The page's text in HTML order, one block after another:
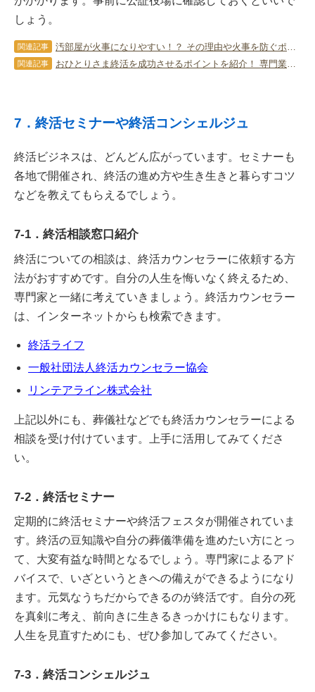
しょう。
関連記事 汚部屋が火事になりやすい！？ その理由や火事を防ぐポイントをチェック！
関連記事 おひとりさま終活を成功させるポイントを紹介！ 専門業者に依頼する方法も解説
7．終活セミナーや終活コンシェルジュ
終活ビジネスは、どんどん広がっています。セミナーも
各地で開催され、終活の進め方や生き生きと暮らすコツ
などを教えてもらえるでしょう。
7-1．終活相談窓口紹介
終活についての相談は、終活カウンセラーに依頼する方
法がおすすめです。自分の人生を悔いなく終えるため、
専門家と一緒に考えていきましょう。終活カウンセラー
は、インターネットからも検索できます。
終活ライフ
一般社団法人終活カウンセラー協会
リンテアライン株式会社
上記以外にも、葬儀社などでも終活カウンセラーによる
相談を受け付けています。上手に活用してみてくださ
い。
7-2．終活セミナー
定期的に終活セミナーや終活フェスタが開催されていま
す。終活の豆知識や自分の葬儀準備を進めたい方にとっ
て、大変有益な時間となるでしょう。専門家によるアド
バイスで、いざというときへの備えができるようになり
ます。元気なうちだからできるのが終活です。自分の死
を真剣に考え、前向きに生きるきっかけにもなります。
人生を見直すためにも、ぜひ参加してみてください。
7-3．終活コンシェルジュ